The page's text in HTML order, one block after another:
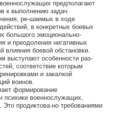
предполагают
к выполнению задач
ре-шаемых в ходе
в конкретных боевых
большого эмоционально-
и преодоления негативных
влияния боевой обстановки.
выступают особенности раз-
соответствие которым
и закалкой
воинов.
формирование
психики военнослужащих,
продиктова-но требованиями